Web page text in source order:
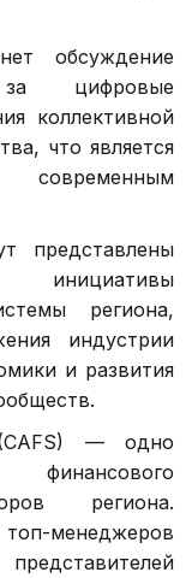
обсуждение
за цифровые
коллективной
что является
представлены
региона,
индустрии
и развития
— одно
региона.
менеджеров